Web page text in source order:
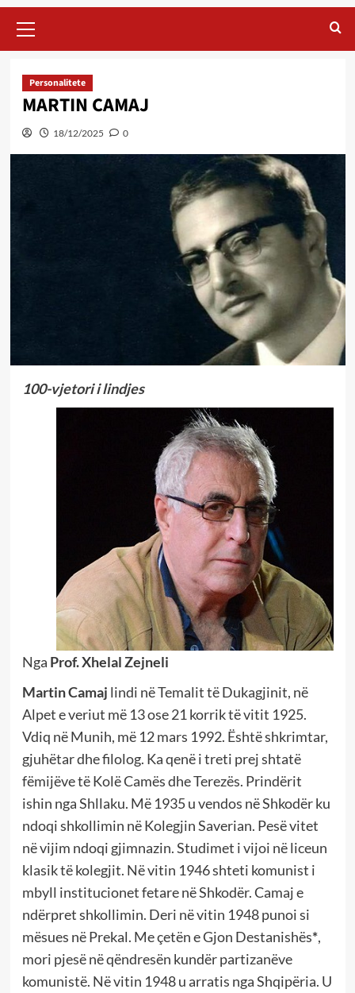
Menu
Personalitete
MARTIN CAMAJ
18/12/2025 0
100-vjetori i lindjes
Nga Prof. Xhelal Zejneli
Martin Camaj lindi në Temalit të Dukagjinit, në
Alpet e veriut më 13 ose 21 korrik të vitit 1925.
Vdiq në Munih, më 12 mars 1992. Është shkrimtar,
gjuhëtar dhe filolog. Ka qenë i treti prej shtatë
fëmijëve të Kolë Camës dhe Terezës. Prindërit
ishin nga Shllaku. Më 1935 u vendos në Shkodër ku
ndoqi shkollimin në Kolegjin Saverian. Pesë vitet
në vijim ndoqi gjimnazin. Studimet i vijoi në liceun
klasik të kolegjit. Në vitin 1946 shteti komunist i
mbyll institucionet fetare në Shkodër. Camaj e
ndërpret shkollimin. Deri në vitin 1948 punoi si
mësues në Prekal. Me çetën e Gjon Destanishës*,
mori pjesë në qëndresën kundër partizanëve
komunistë. Në vitin 1948 u arratis nga Shqipëria. U